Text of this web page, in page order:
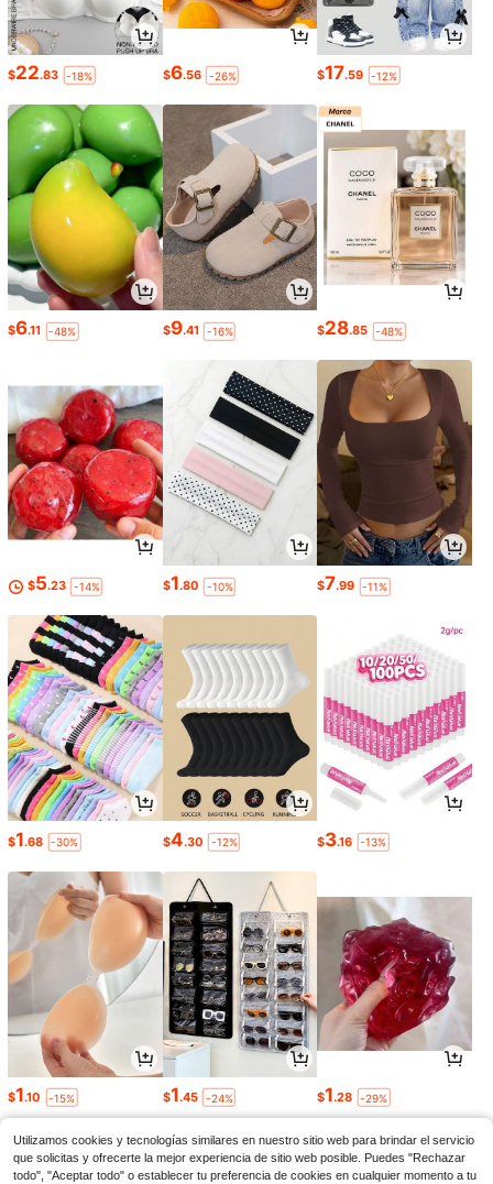
$22.83 -18% $6.56 -26% $17.59 -12%
$6.11 -48% $9.41 -16% $28.85 -48%
$5.23 -14% $1.80 -10% $7.99 -11%
$1.68 -30% $4.30 -12% $3.16 -13%
$1.10 -15% $1.45 -24% $1.28 -29%
Utilizamos cookies y tecnologías similares en nuestro sitio web para brindar el servicio
que solicitas y ofrecerte la mejor experiencia de sitio web posible. Puedes "Rechazar
todo", "Aceptar todo" o establecer tu preferencia de cookies en cualquier momento a tu